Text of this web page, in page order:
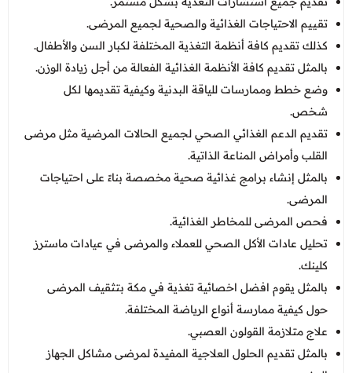
تقييم الاحتياجات الغذائية والصحية لجميع المرضى.
كذلك تقديم كافة أنظمة التغذية المختلفة لكبار السن والأطفال.
بالمثل تقديم كافة الأنظمة الغذائية الفعالة من أجل زيادة الوزن.
وضع خطط وممارسات للياقة البدنية وكيفية تقديمها لكل
شخص.
تقديم الدعم الغذائي الصحي لجميع الحالات المرضية مثل مرضى
القلب وأمراض المناعة الذاتية.
بالمثل إنشاء برامج غذائية صحية مخصصة بناءً على احتياجات
المرضى.
فحص المرضى للمخاطر الغذائية.
تحليل عادات الأكل الصحي للعملاء والمرضى في عيادات ماسترز
كلينك.
بالمثل يقومافضل اخصائية تغذية في مكة بتثقيف المرضى
حول كيفية ممارسة أنواع الرياضة المختلفة.
علاج متلازمة القولون العصبي.
بالمثل تقديم الحلول العلاجية المفيدة لمرضى مشاكل الجهاز